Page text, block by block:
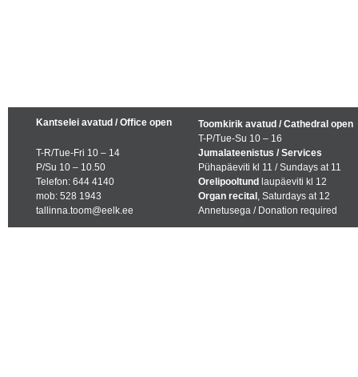
Kantselei avatud / Office open
T-R/Tue-Fri 10 – 14
P/Su 10 – 10.50
Telefon: 644 4140
mob: 528 1943
tallinna.toom@eelk.ee
Toomkirik avatud / Cathedral open
T-P/Tue-Su 10 – 16
Jumalateenistus / Services
Pühapäeviti kl 11 / Sundays at 11
Orelipooltund laupäeviti kl 12
Organ recital , Saturdays at 12
Annetusega / Donation required